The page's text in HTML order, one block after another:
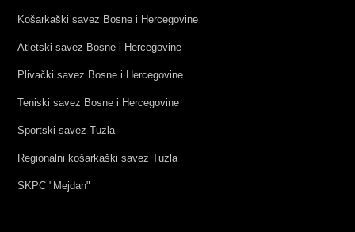
Košarkaški savez Bosne i Hercegovine
Atletski savez Bosne i Hercegovine
Plivački savez Bosne i Hercegovine
Teniski savez Bosne i Hercegovine
Sportski savez Tuzla
Regionalni košarkaški savez Tuzla
SKPC "Mejdan"